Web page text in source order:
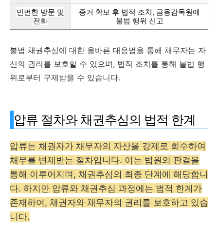
빈번한 방문 및
전화
증거 확보 후 법적 조치, 금융감독원에
불법 행위 신고
불법 채권추심에 대한 올바른 대응법을 통해 채무자는 자
신의 권리를 보호할 수 있으며, 법적 조치를 통해 불법 행
위로부터 구제받을 수 있습니다.
압류 절차와 채권추심의 법적 한계
압류는 채권자가 채무자의 자산을 강제로 회수하여
채무를 변제받는 절차입니다. 이는 법원의 판결을
통해 이루어지며, 채권추심의 최종 단계에 해당합니
다. 하지만 압류와 채권추심 과정에는 법적 한계가
존재하여, 채권자와 채무자의 권리를 보호하고 있습
니다.